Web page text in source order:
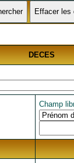
DECES
Champ